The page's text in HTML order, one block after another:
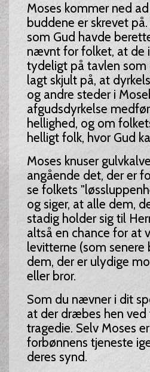
Moses kommer ned
buddene er skrevet
som Gud havde
nævnt for folket, at de
tydeligt på tavlen som
lagt skjult på, at
og andre steder i
afgudsdyrkelse
hellighed, og om
helligt folk, hvor Gud
Moses knuser
angående det, der er
se folkets
og siger, at alle dem,
stadig holder sig til
altså en chance for at
levitterne (som
dem, der er ulydige
eller bror.
Som du nævner i dit
at der dræbes hen
tragedie. Selv Moses
forbønnens tjeneste
deres synd.